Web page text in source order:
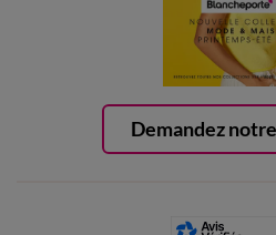
Demandez